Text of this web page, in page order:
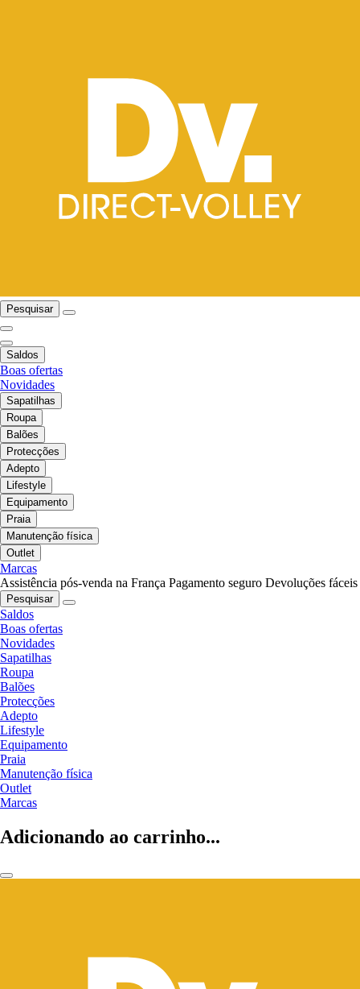
Pesquisar
Saldos
Boas ofertas
Novidades
Sapatilhas
Roupa
Balões
Protecções
Adepto
Lifestyle
Equipamento
Praia
Manutenção física
Outlet
Marcas
Assistência pós-venda na França Pagamento seguro Devoluções fáceis
Pesquisar
Saldos
Boas ofertas
Novidades
Sapatilhas
Roupa
Balões
Protecções
Adepto
Lifestyle
Equipamento
Praia
Manutenção física
Outlet
Marcas
Adicionando ao carrinho...